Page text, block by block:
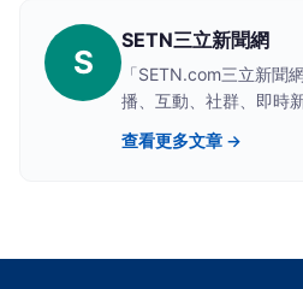
S
SETN三立新聞網
「SETN.com三立新聞
播、互動、社群、即時
質、正能量的嚴謹態度
提供您公平、正義、新
於你的台灣新聞第一門
查看更多文章 →